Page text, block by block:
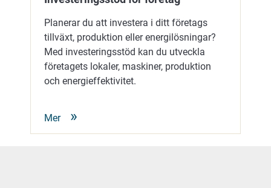
Planerar du att investera i ditt företags
tillväxt, produktion eller energilösningar?
Med investeringsstöd kan du utveckla
företagets lokaler, maskiner, produktion
och energieffektivitet.
Mer